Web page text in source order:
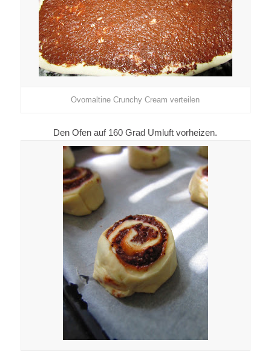
Ovomaltine Crunchy Cream verteilen
Den Ofen auf 160 Grad Umluft vorheizen.